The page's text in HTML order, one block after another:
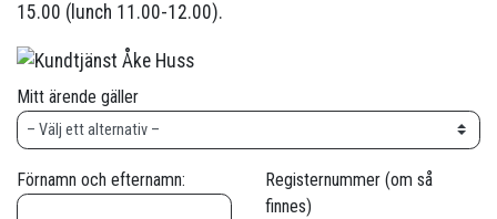
15.00 (lunch 11.00-12.00).
Mitt ärende gäller
Förnamn och efternamn:
Registernummer (om så
finnes)